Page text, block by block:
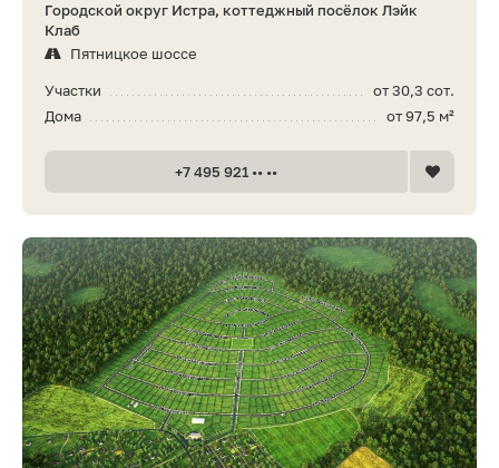
Городской округ Истра, коттеджный посёлок Лэйк
Клаб
Пятницкое шоссе
от 30,3 сот.
Участки
от 97,5 м²
Дома
+7 495 921 •• ••